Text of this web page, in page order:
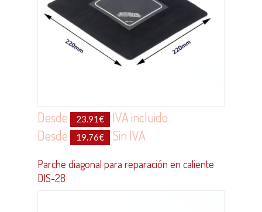
Desde 23.91€
IVA incluido
Desde
19.76€ Sin IVA
Parche diagonal para reparación en caliente
DIS-28